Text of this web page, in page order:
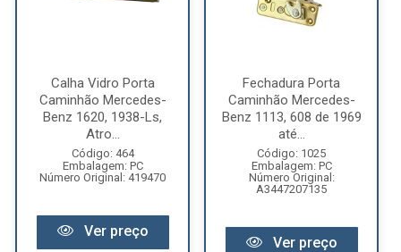
Calha Vidro Porta
Caminhão Mercedes-
Benz 1620, 1938-Ls,
Atro...
Código: 464
Embalagem: PC
Número Original: 419470
Ver preço
Fechadura Porta
Caminhão Mercedes-
Benz 1113, 608 de 1969
até...
Código: 1025
Embalagem: PC
Número Original:
A3447207135
Ver preço